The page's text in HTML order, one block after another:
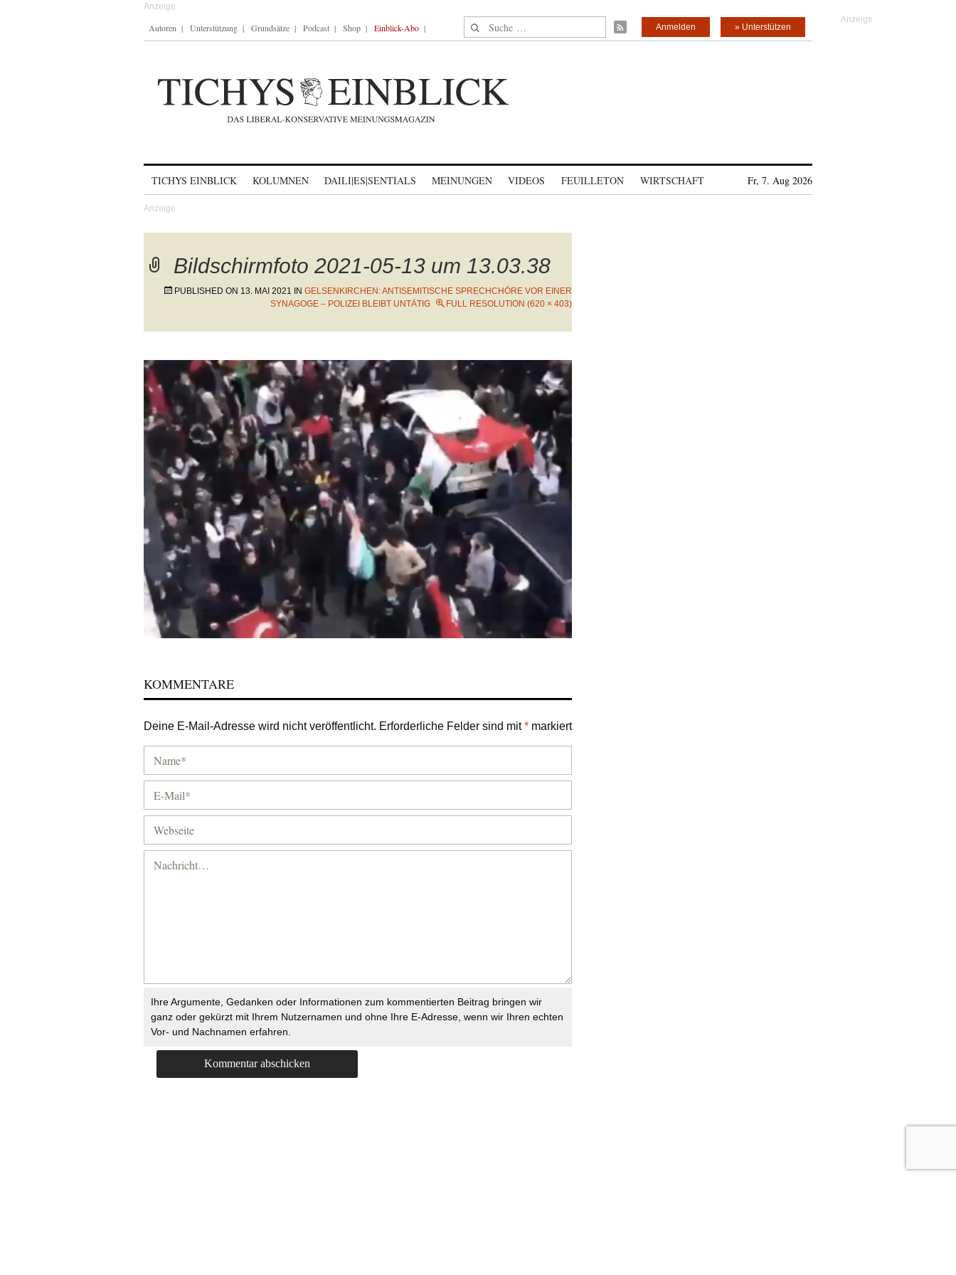
Autoren Unterstützung Grundsätze Podcast Shop Einblick-Abo Suche nach: » Unterstützen
Anmelden
TICHYS EINBLICK KOLUMNEN DAILI|ES|SENTIALS MEINUNGEN VIDEOS FEUILLETON WIRTSCHAFT Fr, 7. Aug 2026
Bildschirmfoto 2021-05-13 um 13.03.38
PUBLISHED ON 13. MAI 2021 IN GELSENKIRCHEN: ANTISEMITISCHE SPRECHCHÖRE VOR EINER
SYNAGOGE – POLIZEI BLEIBT UNTÄTIG
FULL RESOLUTION (620 × 403)
KOMMENTARE
Deine E-Mail-Adresse wird nicht veröffentlicht. Erforderliche Felder sind mit* markiert
Ihre Argumente, Gedanken oder Informationen zum kommentierten Beitrag bringen wir
ganz oder gekürzt mit Ihrem Nutzernamen und ohne Ihre E-Adresse, wenn wir Ihren echten
Vor- und Nachnamen erfahren.